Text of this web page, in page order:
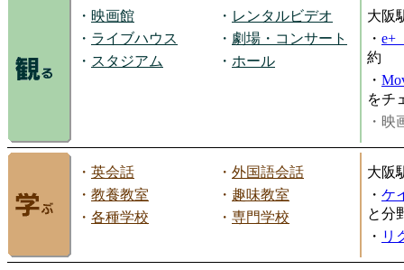
・ 映画館 ・ レンタルビデオ
・ ライブハウス ・ 劇場・コンサート
・ スタジアム ・ ホール
大阪
・ e+
約
・
をチ
・映
・ 英会話 ・ 外国語会話
・ 教養教室 ・ 趣味教室
・ 各種学校 ・ 専門学校
大阪
・ ケ
と分
・ リ